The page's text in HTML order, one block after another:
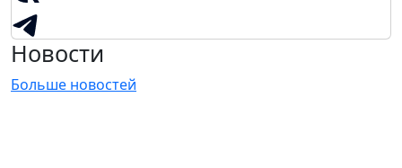
Новости
Больше новостей